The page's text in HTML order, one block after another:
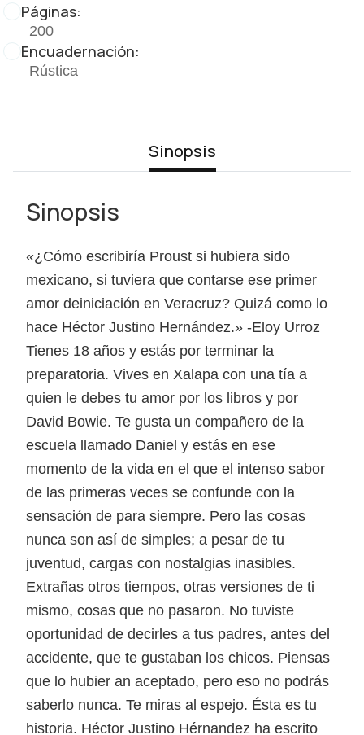
Páginas:
200
Encuadernación:
Rústica
Sinopsis
Sinopsis
«¿Cómo escribiría Proust si hubiera sido
mexicano, si tuviera que contarse ese primer
amor deiniciación en Veracruz? Quizá como lo
hace Héctor Justino Hernández.» -Eloy Urroz
Tienes 18 años y estás por terminar la
preparatoria. Vives en Xalapa con una tía a
quien le debes tu amor por los libros y por
David Bowie. Te gusta un compañero de la
escuela llamado Daniel y estás en ese
momento de la vida en el que el intenso sabor
de las primeras veces se confunde con la
sensación de para siempre. Pero las cosas
nunca son así de simples; a pesar de tu
juventud, cargas con nostalgias inasibles.
Extrañas otros tiempos, otras versiones de ti
mismo, cosas que no pasaron. No tuviste
oportunidad de decirles a tus padres, antes del
accidente, que te gustaban los chicos. Piensas
que lo hubier an aceptado, pero eso no podrás
saberlo nunca. Te miras al espejo. Ésta es tu
historia. Héctor Justino Hérnandez ha escrito